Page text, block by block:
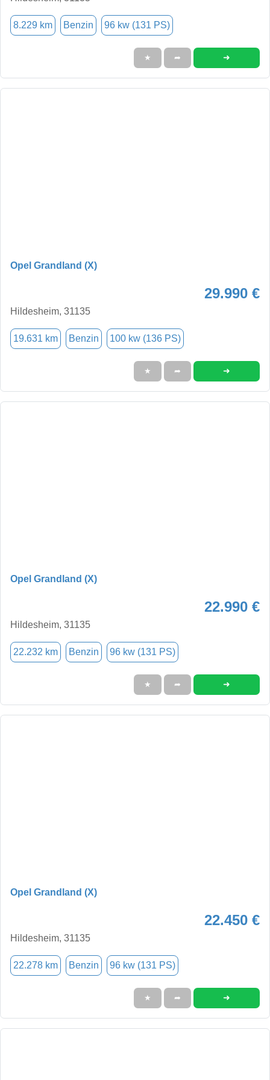
8.229 km Benzin 96 kw (131 PS)
★ ➦ ➜
Opel Grandland (X)
29.990 €
Hildesheim, 31135
19.631 km Benzin 100 kw (136 PS)
★ ➦ ➜
Opel Grandland (X)
22.990 €
Hildesheim, 31135
22.232 km Benzin 96 kw (131 PS)
★ ➦ ➜
Opel Grandland (X)
22.450 €
Hildesheim, 31135
22.278 km Benzin 96 kw (131 PS)
★ ➦ ➜